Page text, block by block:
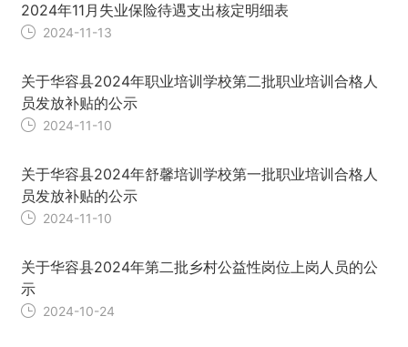
2024年11月失业保险待遇支出核定明细表
2024-11-13
关于华容县2024年职业培训学校第二批职业培训合格人
员发放补贴的公示
2024-11-10
关于华容县2024年舒馨培训学校第一批职业培训合格人
员发放补贴的公示
2024-11-10
关于华容县2024年第二批乡村公益性岗位上岗人员的公
示
2024-10-24